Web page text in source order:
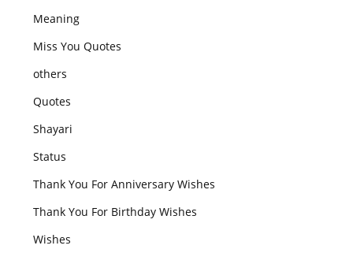
Meaning
Miss You Quotes
others
Quotes
Shayari
Status
Thank You For Anniversary Wishes
Thank You For Birthday Wishes
Wishes